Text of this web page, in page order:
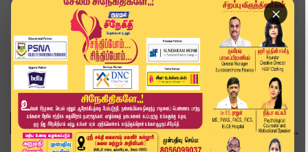
×
Home Topics Suriya
SURIYA